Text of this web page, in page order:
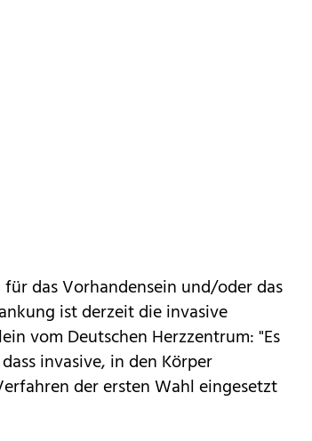
das Vorhandensein und/oder das
ist derzeit die invasive
vom Deutschen Herzzentrum: "Es
invasive, in den Körper
der ersten Wahl eingesetzt